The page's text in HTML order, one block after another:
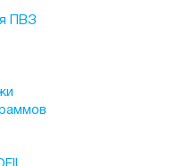
ПВЗ